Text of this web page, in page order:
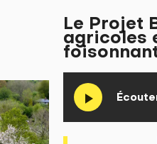
Le Projet
agricoles
play_arrow